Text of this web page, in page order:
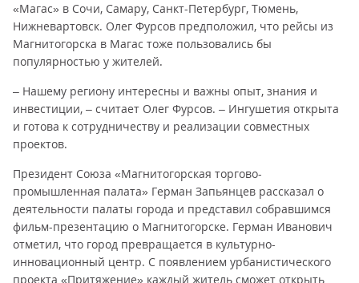
«Магас» в Сочи, Самару, Санкт-Петербург, Тюмень,
Нижневартовск. Олег Фурсов предположил, что рейсы из
Магнитогорска в Магас тоже пользовались бы
популярностью у жителей.
– Нашему региону интересны и важны опыт, знания и
инвестиции, – считает Олег Фурсов. – Ингушетия открыта
и готова к сотрудничеству и реализации совместных
проектов.
Президент Союза «Магнитогорская торгово-
промышленная палата» Герман Запьянцев рассказал о
деятельности палаты города и представил собравшимся
фильм-презентацию о Магнитогорске. Герман Иванович
отметил, что город превращается в культурно-
инновационный центр. С появлением урбанистического
проекта «Притяжение» каждый житель сможет открыть